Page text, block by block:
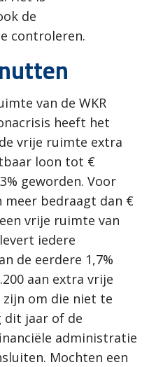
de
controleren.
van de WKR
heeft het
vrije ruimte extra
loon tot €
geworden. Voor
bedraagt dan €
vrije ruimte van
iedere
de eerdere 1,7%
aan extra vrije
om die niet te
dit jaar of de
administratie
Mochten een